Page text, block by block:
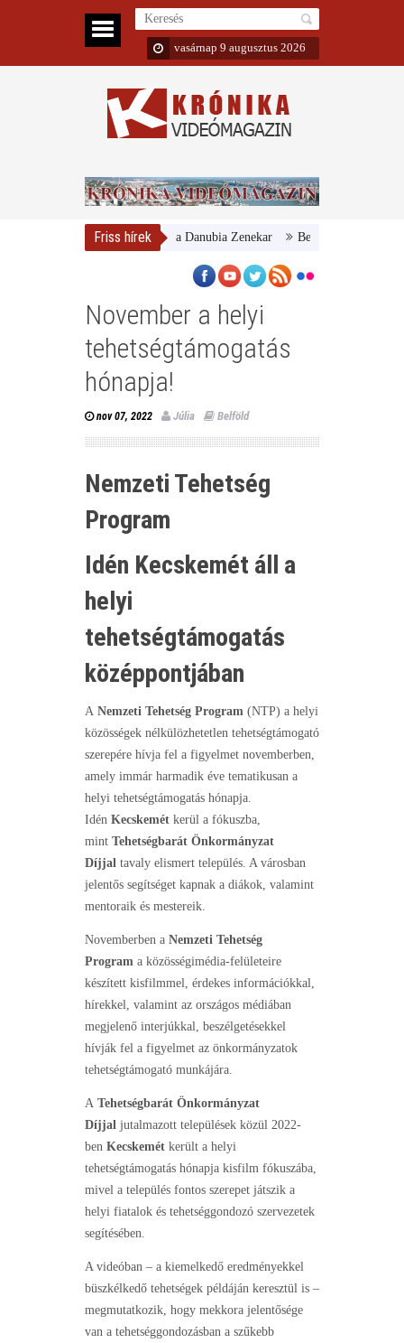
vasárnap 9 augusztus 2026
Friss hírek
Magyar Nemzeti Galéria és a Danubia Zenekar Bemutatta 2024/25-ös
November a helyi
tehetségtámogatás
hónapja!
nov 07, 2022 Júlia Belföld
Nemzeti Tehetség
Program
Idén Kecskemét áll a
helyi
tehetségtámogatás
középpontjában
A Nemzeti Tehetség Program (NTP) a helyi
közösségek nélkülözhetetlen tehetségtámogató
szerepére hívja fel a figyelmet novemberben,
amely immár harmadik éve tematikusan a
helyi tehetségtámogatás hónapja.
Idén Kecskemét kerül a fókuszba,
mint Tehetségbarát Önkormányzat
Díjjal tavaly elismert település. A városban
jelentős segítséget kapnak a diákok, valamint
mentoraik és mestereik.
Novemberben a Nemzeti Tehetség
Program a közösségimédia-felületeire
készített kisfilmmel, érdekes információkkal,
hírekkel, valamint az országos médiában
megjelenő interjúkkal, beszélgetésekkel
hívják fel a figyelmet az önkormányzatok
tehetségtámogató munkájára.
A Tehetségbarát Önkormányzat
Díjjal jutalmazott települések közül 2022-
ben Kecskemét került a helyi
tehetségtámogatás hónapja kisfilm fókuszába,
mivel a település fontos szerepet játszik a
helyi fiatalok és tehetséggondozó szervezetek
segítésében.
A videóban – a kiemelkedő eredményekkel
büszkélkedő tehetségek példáján keresztül is –
megmutatkozik, hogy mekkora jelentősége
van a tehetséggondozásban a szűkebb